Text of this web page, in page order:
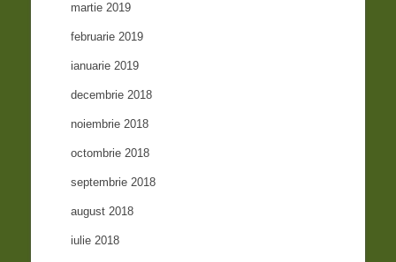
martie 2019
februarie 2019
ianuarie 2019
decembrie 2018
noiembrie 2018
octombrie 2018
septembrie 2018
august 2018
iulie 2018